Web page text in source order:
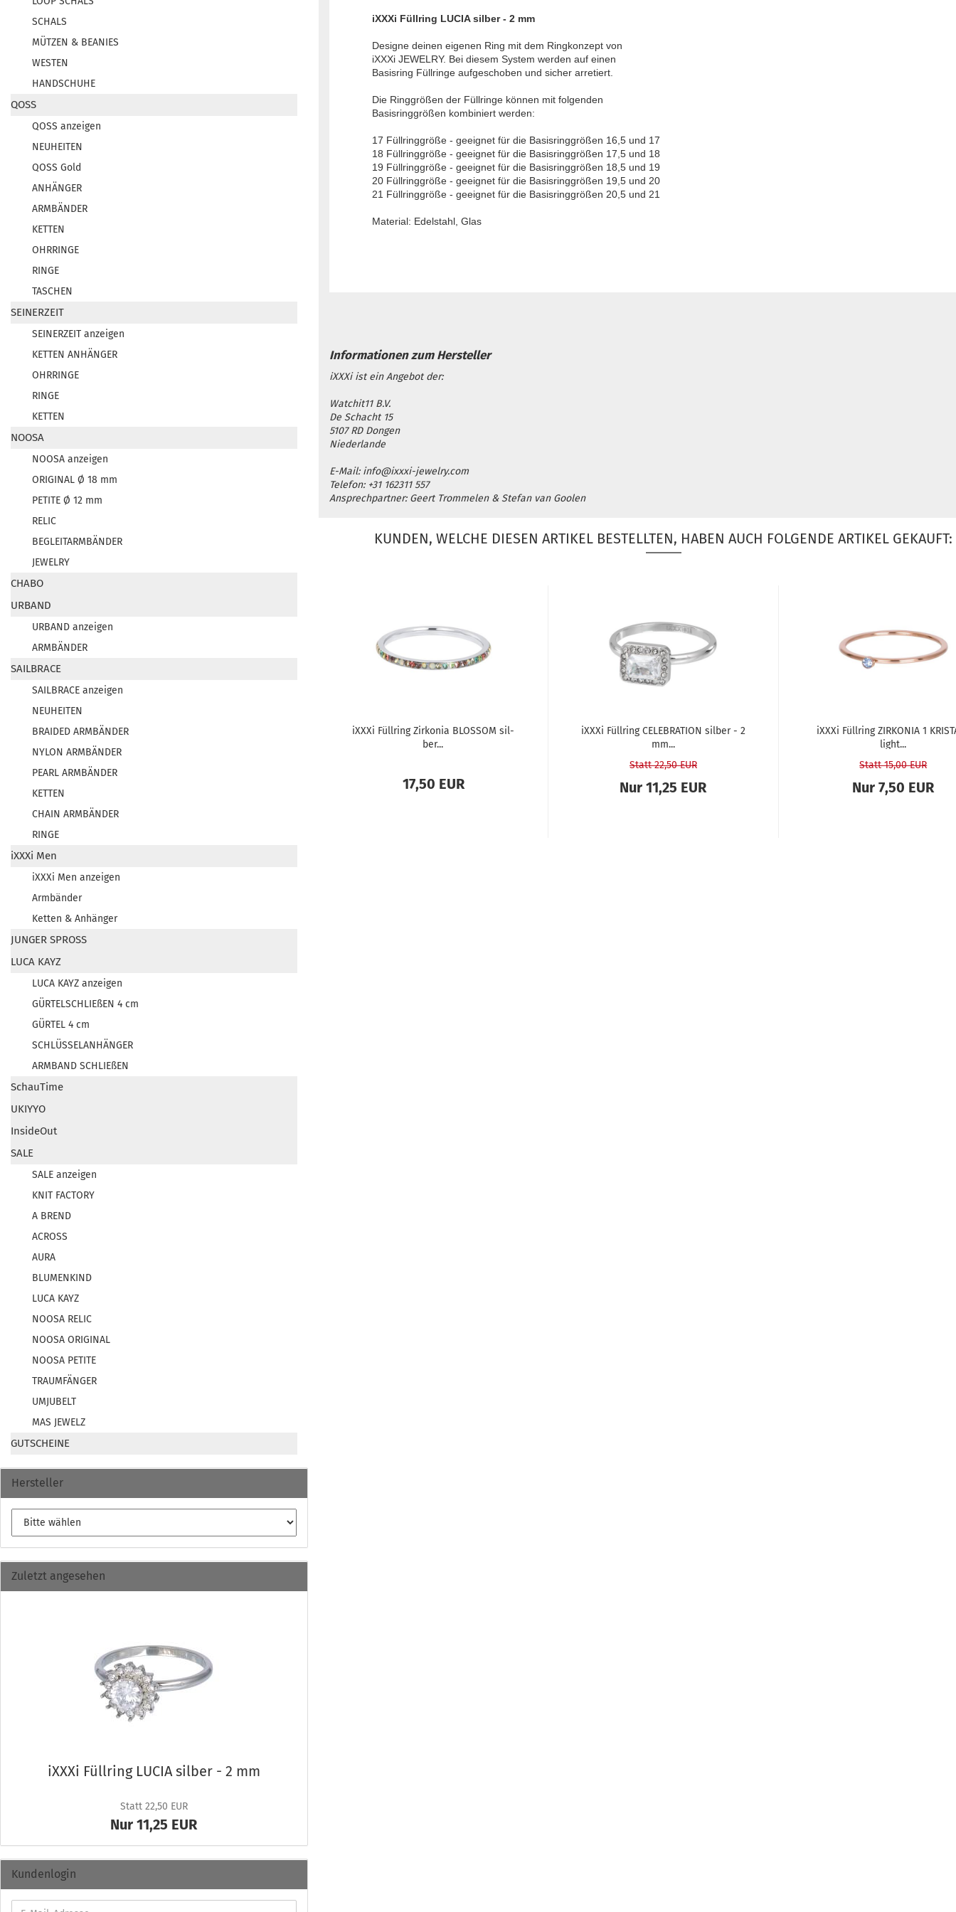
iXXXi Füllring LUCIA silber - 2 mm
Designe deinen eigenen Ring mit dem Ringkonzept von
iXXXi JEWELRY. Bei diesem System werden auf einen
Basisring Füllringe aufgeschoben und sicher arretiert.
Die Ringgrößen der Füllringe können mit folgenden
Basisringgrößen kombiniert werden:
17 Füllringgröße - geeignet für die Basisringgrößen 16,5 und 17
18 Füllringgröße - geeignet für die Basisringgrößen 17,5 und 18
19 Füllringgröße - geeignet für die Basisringgrößen 18,5 und 19
20 Füllringgröße - geeignet für die Basisringgrößen 19,5 und 20
21 Füllringgröße - geeignet für die Basisringgrößen 20,5 und 21
Material: Edelstahl, Glas
iXXXi ist ein Angebot der:
Watchit11 B.V.
De Schacht 15
5107 RD Dongen
Niederlande
E-Mail: info@ixxxi-jewelry.com
Telefon: +31 162311 557
Ansprechpartner: Geert Trommelen & Stefan van Goolen
KUNDEN, WELCHE DIESEN ARTIKEL BESTELLTEN, HABEN AUCH FOLGENDE ARTIKEL GEKAUFT:
iXXXi Füll­ring Zir­ko­nia BLOS­SOM sil­
ber...
17,50 EUR
iXXXi Füll­ring CE­LE­BRA­TI­ON sil­ber - 2
mm...
Statt 22,50 EUR
Nur 11,25 EUR
iXXXi Füll­ring ZIR­KO­NIA 1
light...
Statt 15,00 EUR
Nur 7,50 EUR
SCHALS
MÜTZEN & BEANIES
WESTEN
HANDSCHUHE
QOSS
QOSS anzeigen
NEUHEITEN
QOSS Gold
ANHÄNGER
ARMBÄNDER
KETTEN
OHRRINGE
RINGE
TASCHEN
SEINERZEIT
SEINERZEIT anzeigen
KETTEN ANHÄNGER
OHRRINGE
RINGE
KETTEN
NOOSA
NOOSA anzeigen
ORIGINAL Ø 18 mm
PETITE Ø 12 mm
RELIC
BEGLEITARMBÄNDER
JEWELRY
CHABO
URBAND
URBAND anzeigen
ARMBÄNDER
SAILBRACE
SAILBRACE anzeigen
NEUHEITEN
BRAIDED ARMBÄNDER
NYLON ARMBÄNDER
PEARL ARMBÄNDER
KETTEN
CHAIN ARMBÄNDER
RINGE
iXXXi Men
iXXXi Men anzeigen
Armbänder
Ketten & Anhänger
JUNGER SPROSS
LUCA KAYZ
LUCA KAYZ anzeigen
GÜRTELSCHLIEßEN 4 cm
GÜRTEL 4 cm
SCHLÜSSELANHÄNGER
ARMBAND SCHLIEßEN
SchauTime
UKIYYO
InsideOut
SALE
SALE anzeigen
KNIT FACTORY
A BREND
ACROSS
AURA
BLUMENKIND
LUCA KAYZ
NOOSA RELIC
NOOSA ORIGINAL
NOOSA PETITE
TRAUMFÄNGER
UMJUBELT
MAS JEWELZ
GUTSCHEINE
Hersteller
Zuletzt angesehen
iXXXi Füll­ring LUCIA sil­ber - 2 mm
Statt 22,50 EUR
Nur 11,25 EUR
Kundenlogin